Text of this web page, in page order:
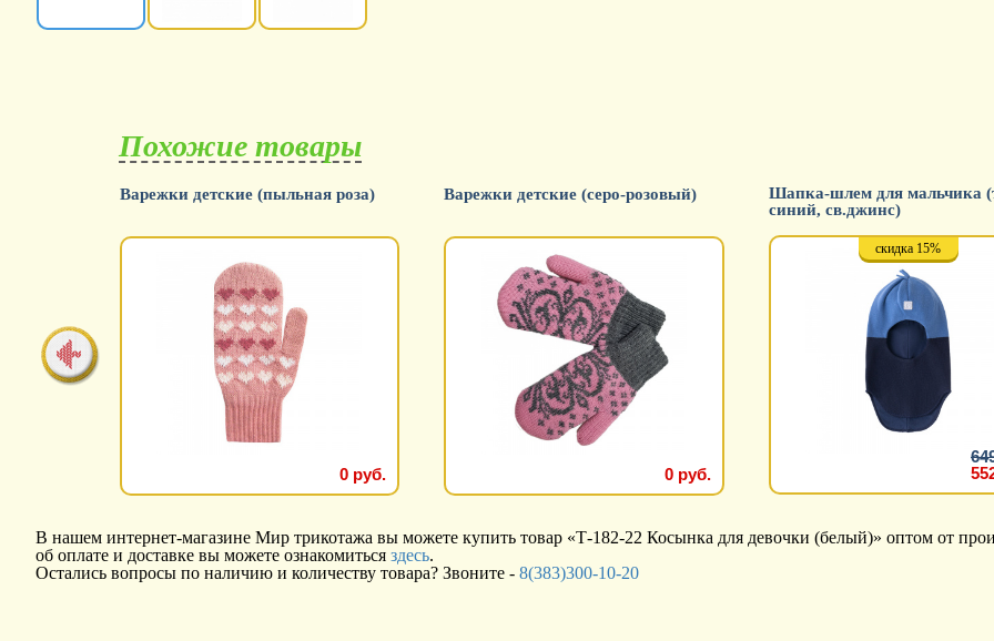
Похожие товары
Варежки детские (пыльная роза)
0 руб.
Варежки детские (серо-розовый)
0 руб.
Шапка-шлем для мальчика
синий, св.джинс)
скидка 15%
В нашем интернет-магазине Мир трикотажа вы можете купить товар «Т-182-22 Косынка для девочки (белый)» оптом от
об оплате и доставке вы можете ознакомиться здесь.
Остались вопросы по наличию и количеству товара? Звоните - 8(383)300-10-20